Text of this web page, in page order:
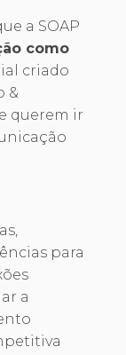
a SOAP
como
criado
&
querem ir
para
a